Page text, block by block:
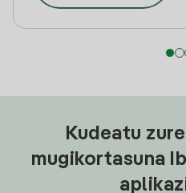
Kudeatu
mugikortasuna